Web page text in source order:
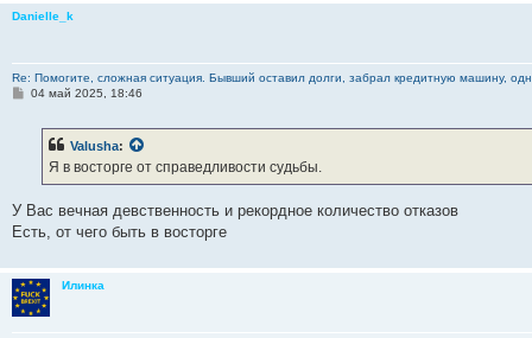
Danielle_k
Re: Помогите, сложная ситуация. Бывший оставил долги, забрал кредитную машину,
С
е
04 май 2025, 18:46
Valusha:
Я в восторге от справедливости судьбы.
У Вас вечная девственность и рекордное количество отказов
Есть, от чего быть в восторге
Илинка